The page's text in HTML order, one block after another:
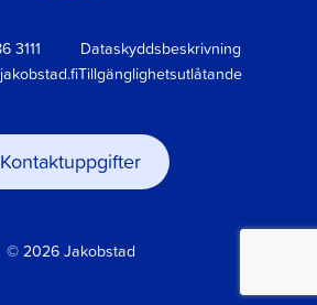
3111
Dataskyddsbeskrivning
Tillgänglighetsutlåtande
Kontaktuppgifter
© 2026 Jakobstad